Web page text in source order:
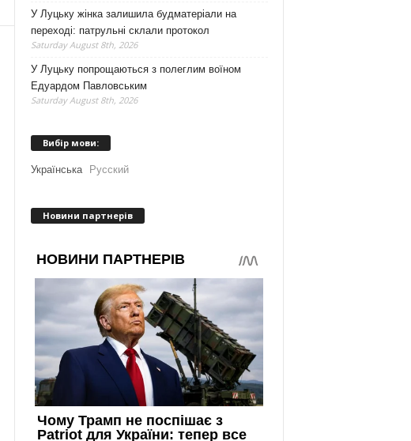
У Луцьку жінка залишила будматеріали на
переході: патрульні склали протокол
Saturday August 8th, 2026
У Луцьку попрощаються з полеглим воїном
Едуардом Павловським
Saturday August 8th, 2026
Вибір мови:
Українська Русский
Новини партнерів